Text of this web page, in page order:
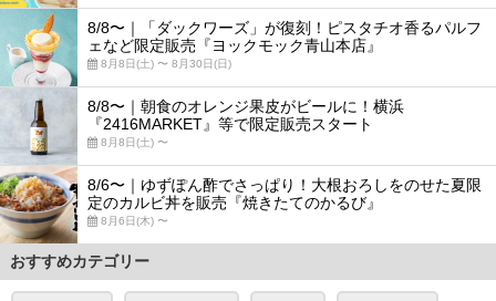
8/8〜｜「ダックワーズ」が復刻！ピスタチオ香るパルフ
ェなど限定販売『ヨックモック青山本店』
8月8日(土) 〜 8月30日(日)
8/8〜｜朝食のオレンジ果皮がビールに！横浜
『2416MARKET』等で限定販売スタート
8月8日(土) 〜
8/6〜｜ゆずぽん酢でさっぱり！大根おろしをのせた夏限
定のカルビ丼を販売『焼きたてのかるび』
8月6日(木) 〜
おすすめカテゴリー